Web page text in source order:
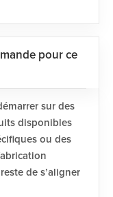
pour ce
sur des
disponibles
ou des
de s’aligner